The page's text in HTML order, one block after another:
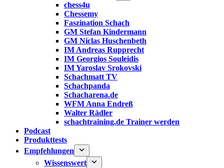
chess4u
Chessemy
Faszination Schach
GM Stefan Kindermann
GM Niclas Huschenbeth
IM Andreas Rupprecht
IM Georgios Souleidis
IM Yaroslav Srokovski
Schachmatt TV
Schachpanda
Schacharena.de
WFM Anna Endreß
Walter Rädler
schachtraining.de Trainer werden
Podcast
Produkttests
Empfehlungen
Wissenswert